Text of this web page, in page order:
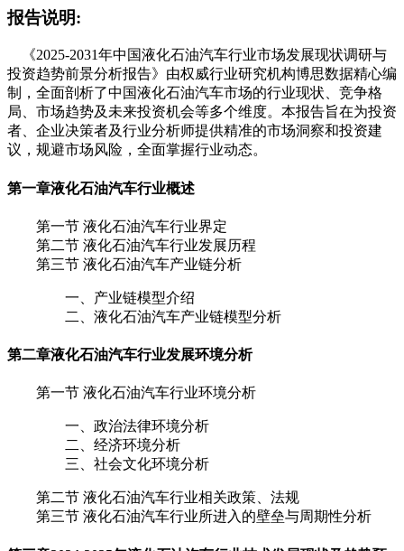
报告说明:
《2025-2031年中国液化石油汽车行业市场发展现状调研与
投资趋势前景分析报告》由权威行业研究机构博思数据精心编
制，全面剖析了中国液化石油汽车市场的行业现状、竞争格
局、市场趋势及未来投资机会等多个维度。本报告旨在为投资
者、企业决策者及行业分析师提供精准的市场洞察和投资建
议，规避市场风险，全面掌握行业动态。
第一章液化石油汽车行业概述
第一节 液化石油汽车行业界定
第二节 液化石油汽车行业发展历程
第三节 液化石油汽车产业链分析
一、产业链模型介绍
二、液化石油汽车产业链模型分析
第二章液化石油汽车行业发展环境分析
第一节 液化石油汽车行业环境分析
一、政治法律环境分析
二、经济环境分析
三、社会文化环境分析
第二节 液化石油汽车行业相关政策、法规
第三节 液化石油汽车行业所进入的壁垒与周期性分析